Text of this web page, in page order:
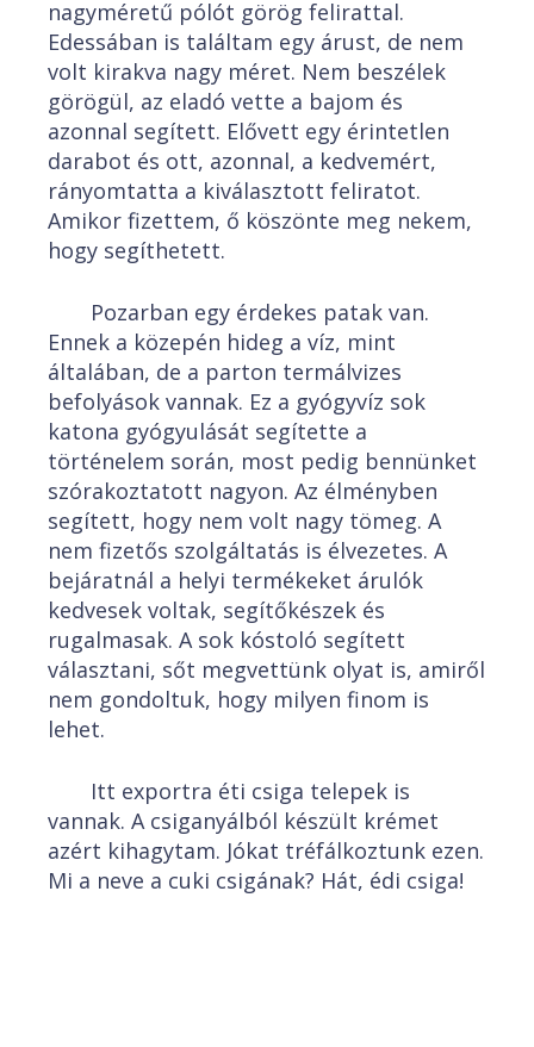
nagyméretű pólót görög felirattal.
Edessában is találtam egy árust, de nem
volt kirakva nagy méret. Nem beszélek
görögül, az eladó vette a bajom és
azonnal segített. Elővett egy érintetlen
darabot és ott, azonnal, a kedvemért,
rányomtatta a kiválasztott feliratot.
Amikor fizettem, ő köszönte meg nekem,
hogy segíthetett.
Pozarban egy érdekes patak van.
Ennek a közepén hideg a víz, mint
általában, de a parton termálvizes
befolyások vannak. Ez a gyógyvíz sok
katona gyógyulását segítette a
történelem során, most pedig bennünket
szórakoztatott nagyon. Az élményben
segített, hogy nem volt nagy tömeg. A
nem fizetős szolgáltatás is élvezetes. A
bejáratnál a helyi termékeket árulók
kedvesek voltak, segítőkészek és
rugalmasak. A sok kóstoló segített
választani, sőt megvettünk olyat is, amiről
nem gondoltuk, hogy milyen finom is
lehet.
Itt exportra éti csiga telepek is
vannak. A csiganyálból készült krémet
azért kihagytam. Jókat tréfálkoztunk ezen.
Mi a neve a cuki csigának? Hát, édi csiga!